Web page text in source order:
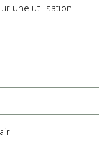
une utilisation